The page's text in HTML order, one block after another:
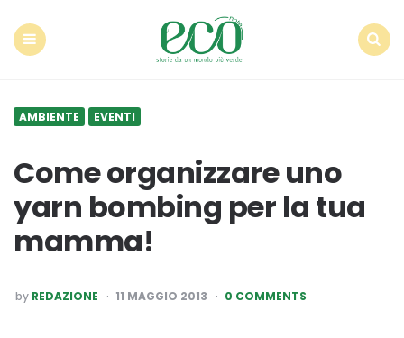
AMBIENTE EVENTI
Come organizzare uno
yarn bombing per la tua
mamma!
POSTED
BY
by REDAZIONE 11 MAGGIO 2013 0 COMMENTS